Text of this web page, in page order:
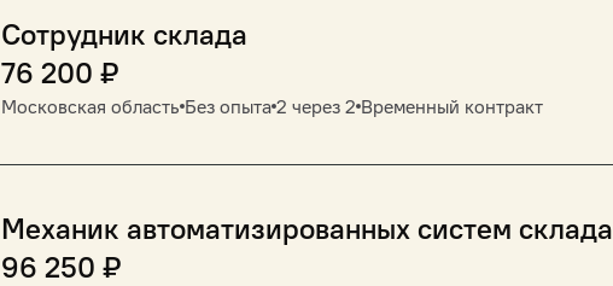
Сотрудник склада
76 200 ₽
Московская область Без опыта 2 через 2 Временный контракт
Механик автоматизированных систем склада
96 250 ₽